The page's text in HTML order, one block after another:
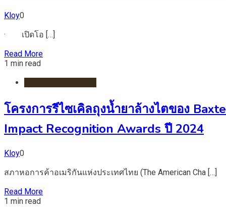
Kloy0
· เปิดโอ […]
Read More
1 min read
โครงการรีไซเคิลถุงน้ำยาล้างไตของ
Impact Recognition Awards ปี 2024
Kloy0
สภาหอการค้าอเมริกันแห่งประเทศไทย (The American Cha […]
Read More
1 min read